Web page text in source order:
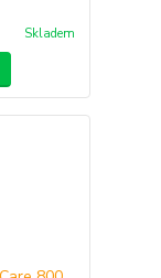
Skladem